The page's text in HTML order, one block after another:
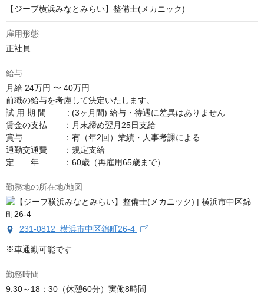
【ジープ横浜みなとみらい】整備士(メカニック)
雇用形態
正社員
給与
月給 24万円 〜 40万円
前職の給与を考慮して決定いたします。
試 用 期 間　 　 : (3ヶ月間) 給与・待遇に差異はありません
賃金の支払　　：月末締め翌月25日支給
賞与　　　　　：有（年2回）業績・人事考課による
通勤交通費　　：規定支給
定　　年　　　：60歳（再雇用65歳まで）
勤務地の所在地/地図
231-0812 横浜市中区錦町26-4
※車通勤可能です
勤務時間
9:30～18：30（休憩60分）実働8時間